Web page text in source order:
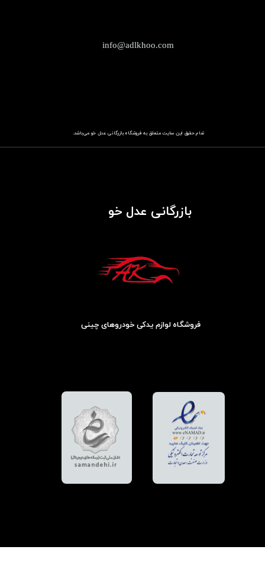
تمام حقوق این سایت متعلق به فروشگاهباز​​​​​​​رگانی عدل خو می‌باشد.
info@adlkhoo.com
بازرگانی عدل خو
فروشگاه لوازم یدکی خودروهای چینی